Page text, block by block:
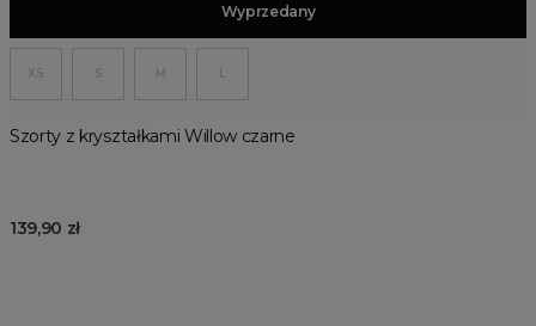
Dodaj do koszyka
Wyprzedany
XS S M L
Szorty z kryształkami Willow czarne
139,90 zł